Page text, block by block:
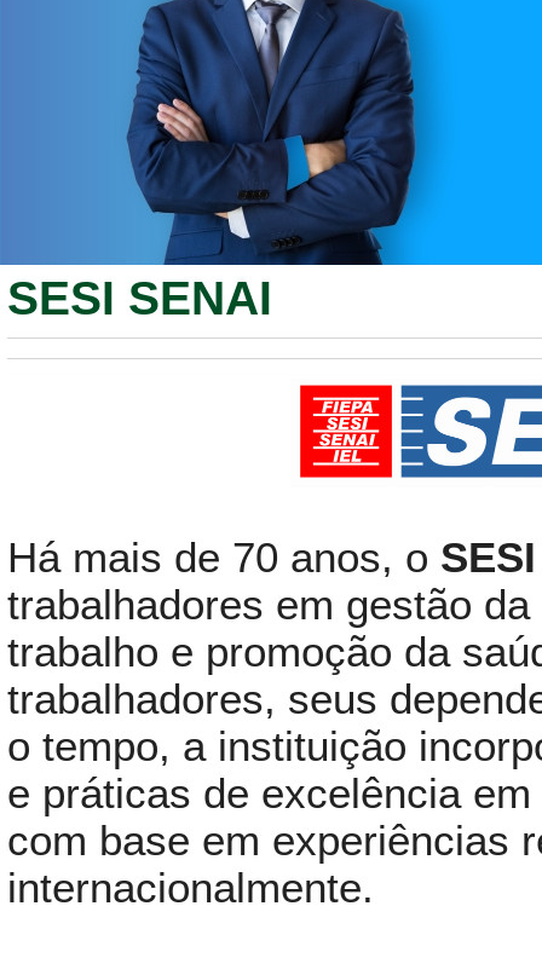
SESI SENAI
Há mais de 70 anos, o SESI
trabalhadores em gestão
trabalho e promoção da
trabalhadores, seus
o tempo, a instituição
e práticas de excelência
com base em experiências
internacionalmente.